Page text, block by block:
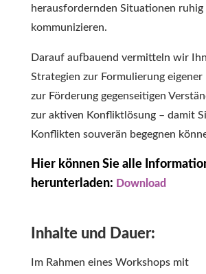
herausfordernden Situationen ruhig
kommunizieren.
Darauf aufbauend vermitteln wir
Strategien zur Formulierung eigener
zur Förderung gegenseitigen
zur aktiven Konfliktlösung – damit
Konflikten souverän begegnen
Hier können Sie alle
herunterladen: Download
Inhalte und Dauer:
Im Rahmen eines Workshops mit